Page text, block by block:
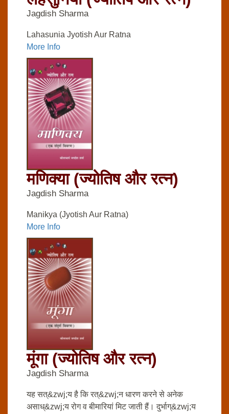
Jagdish Sharma
Lahasunia Jyotish Aur Ratna
More Info
मणिक्‍या (ज्‍योतिष और रत्‍न)
Jagdish Sharma
Manikya (Jyotish Aur Ratna)
More Info
मूंगा (ज्‍योतिष और रत्‍न)
Jagdish Sharma
यह सत्&zwj;य है कि रत्&zwj;न धारण करने से अनेक
असाध्&zwj;य रोग व बीमारियां मिट जाती हैं। दुर्भाग्&zwj;य